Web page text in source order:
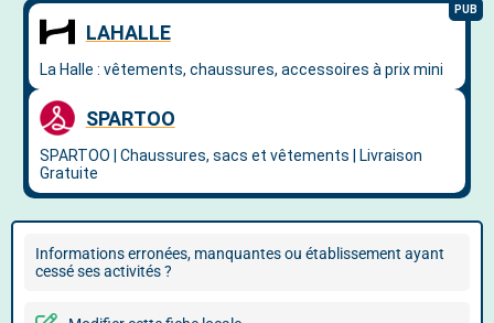
Informations erronées, manquantes ou établissement ayant
cessé ses activités ?